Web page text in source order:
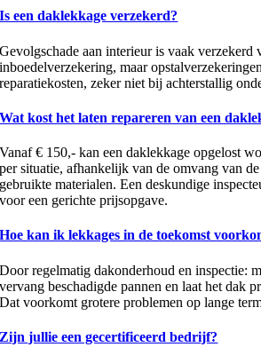
Is een daklekkage verzekerd?
Gevolgschade aan interieur is vaak verzekerd
inboedelverzekering, maar
reparatiekosten, zeker niet bij achterstallig
Wat kost het laten repareren van een
Vanaf € 150,- kan een daklekkage opgelost
per situatie, afhankelijk van de omvang van
gebruikte materialen. Een deskundige
voor een gerichte prijsopgave.
Hoe kan ik lekkages in de toekomst
Door regelmatig dakonderhoud en inspectie:
vervang beschadigde pannen en laat het dak
Dat voorkomt grotere problemen op lange
Zijn jullie een gecertificeerd bedrijf?